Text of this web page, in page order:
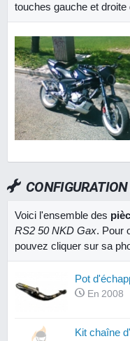
touches gauche et droite
Voici l'ensemble des
RS2 50 NKD Gax. Pour
pouvez cliquer sur sa
Pot
En 2008
Kit chaîne